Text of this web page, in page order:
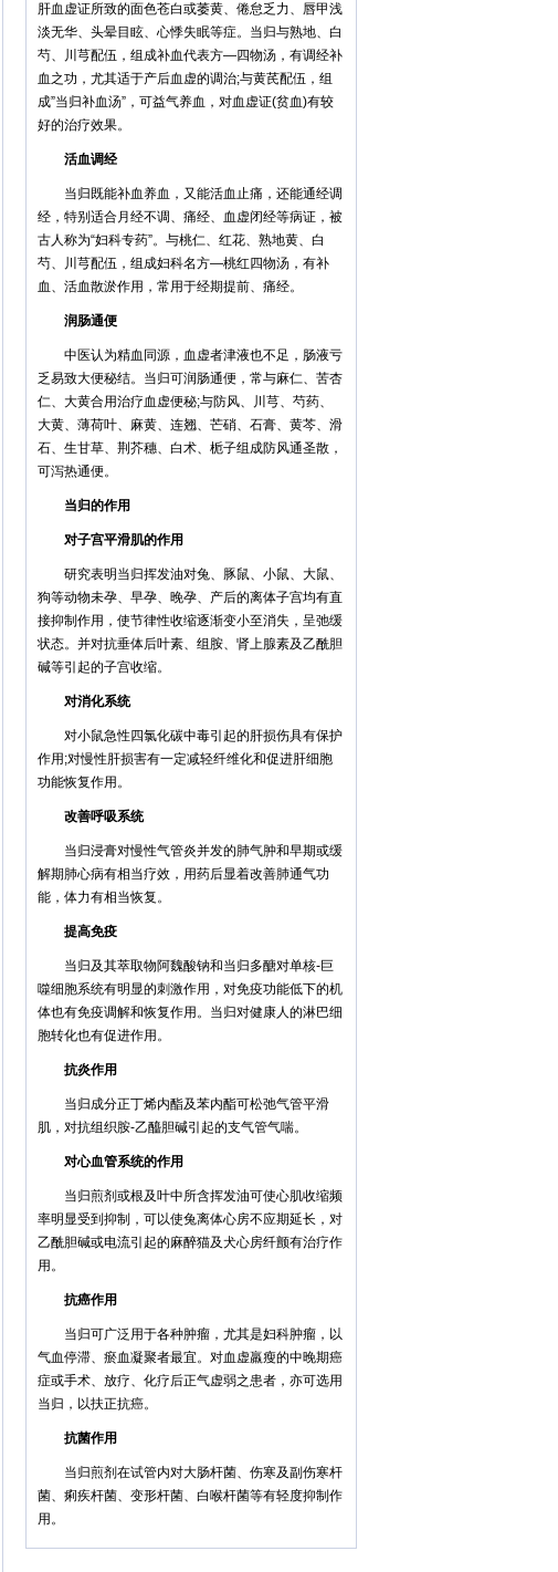
肝血虚证所致的面色苍白或萎黄、倦怠乏力、唇甲浅
淡无华、头晕目眩、心悸失眠等症。当归与熟地、白
芍、川芎配伍，组成补血代表方—四物汤，有调经补
血之功，尤其适于产后血虚的调治;与黄芪配伍，组
成”当归补血汤”，可益气养血，对血虚证(贫血)有较
好的治疗效果。
活血调经
当归既能补血养血，又能活血止痛，还能通经调
经，特别适合月经不调、痛经、血虚闭经等病证，被
古人称为“妇科专药”。与桃仁、红花、熟地黄、白
芍、川芎配伍，组成妇科名方—桃红四物汤，有补
血、活血散淤作用，常用于经期提前、痛经。
润肠通便
中医认为精血同源，血虚者津液也不足，肠液亏
乏易致大便秘结。当归可润肠通便，常与麻仁、苦杏
仁、大黄合用治疗血虚便秘;与防风、川芎、芍药、
大黄、薄荷叶、麻黄、连翘、芒硝、石膏、黄芩、滑
石、生甘草、荆芥穗、白术、栀子组成防风通圣散，
可泻热通便。
当归的作用
对子宫平滑肌的作用
研究表明当归挥发油对兔、豚鼠、小鼠、大鼠、
狗等动物未孕、早孕、晚孕、产后的离体子宫均有直
接抑制作用，使节律性收缩逐渐变小至消失，呈弛缓
状态。并对抗垂体后叶素、组胺、肾上腺素及乙酰胆
碱等引起的子宫收缩。
对消化系统
对小鼠急性四氯化碳中毒引起的肝损伤具有保护
作用;对慢性肝损害有一定减轻纤维化和促进肝细胞
功能恢复作用。
改善呼吸系统
当归浸膏对慢性气管炎并发的肺气肿和早期或缓
解期肺心病有相当疗效，用药后显着改善肺通气功
能，体力有相当恢复。
提高免疫
当归及其萃取物阿魏酸钠和当归多醣对单核-巨
噬细胞系统有明显的刺激作用，对免疫功能低下的机
体也有免疫调解和恢复作用。当归对健康人的淋巴细
胞转化也有促进作用。
抗炎作用
当归成分正丁烯内酯及苯内酯可松弛气管平滑
肌，对抗组织胺-乙醯胆碱引起的支气管气喘。
对心血管系统的作用
当归煎剂或根及叶中所含挥发油可使心肌收缩频
率明显受到抑制，可以使兔离体心房不应期延长，对
乙酰胆碱或电流引起的麻醉猫及犬心房纤颤有治疗作
用。
抗癌作用
当归可广泛用于各种肿瘤，尤其是妇科肿瘤，以
气血停滞、瘀血凝聚者最宜。对血虚羸瘦的中晚期癌
症或手术、放疗、化疗后正气虚弱之患者，亦可选用
当归，以扶正抗癌。
抗菌作用
当归煎剂在试管内对大肠杆菌、伤寒及副伤寒杆
菌、痢疾杆菌、变形杆菌、白喉杆菌等有轻度抑制作
用。